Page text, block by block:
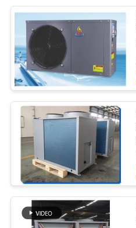
ΕΜΆΣ
ΕΠΙΣΚΕΨΉ
ΕΡΓΟΣΤΑΣΊΟΥ
ΈΛΕΓΧΟΣ
ΠΟΙΌΤΗΤΑΣ
ΕΠΙΚΟΙΝΩΝΉΣΤΕ
ΜΑΖΊ
ΜΑΣ